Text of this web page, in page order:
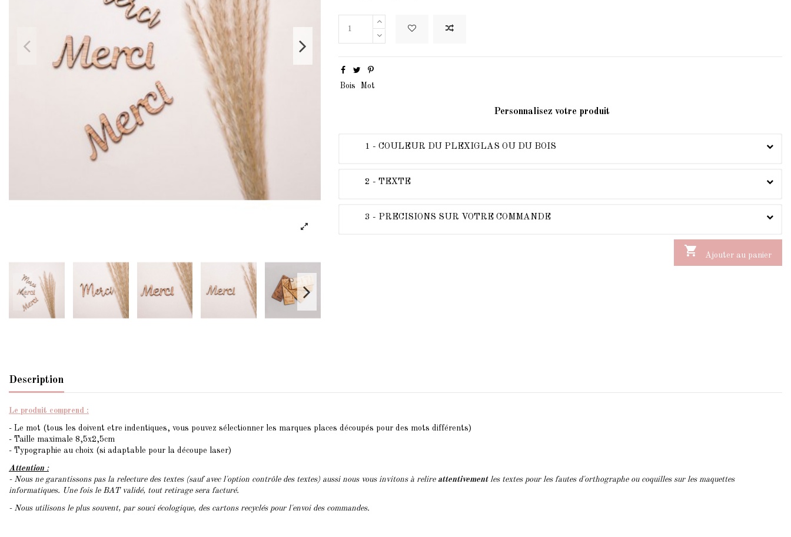
Bois Mot
Personnalisez votre produit
1 - COULEUR DU PLEXIGLAS OU DU BOIS
2 - TEXTE
3 - PRECISIONS SUR VOTRE COMMANDE
 Ajouter au panier
Description
Le produit comprend :
- Le mot (tous les doivent etre indentiques, vous pouvez sélectionner les marques places découpés pour des mots différents)
- Taille maximale 8,5x2,5cm
- Typographie au choix (si adaptable pour la découpe laser)
Attention :
- Nous ne garantissons pas la relecture des textes (sauf avec l'option contrôle des textes) aussi nous vous invitons à relire attentivementles textes pour les fautes d'orthographe ou coquilles sur les maquettes
informatiques. Une fois le BAT validé, tout retirage sera facturé.
- Nous utilisons le plus souvent, par souci écologique, des cartons recyclés pour l'envoi des commandes.